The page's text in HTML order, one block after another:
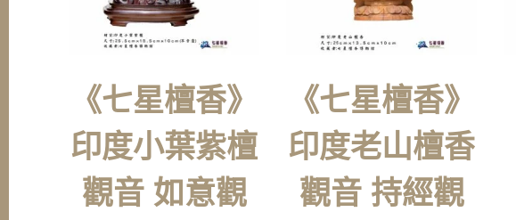
《七星檀香》
印度小葉紫檀
觀音 如意觀
《七星檀香》
印度老山檀香
觀音 持經觀